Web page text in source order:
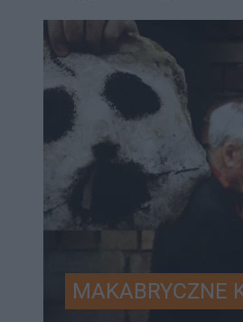
MAKABRYCZNE